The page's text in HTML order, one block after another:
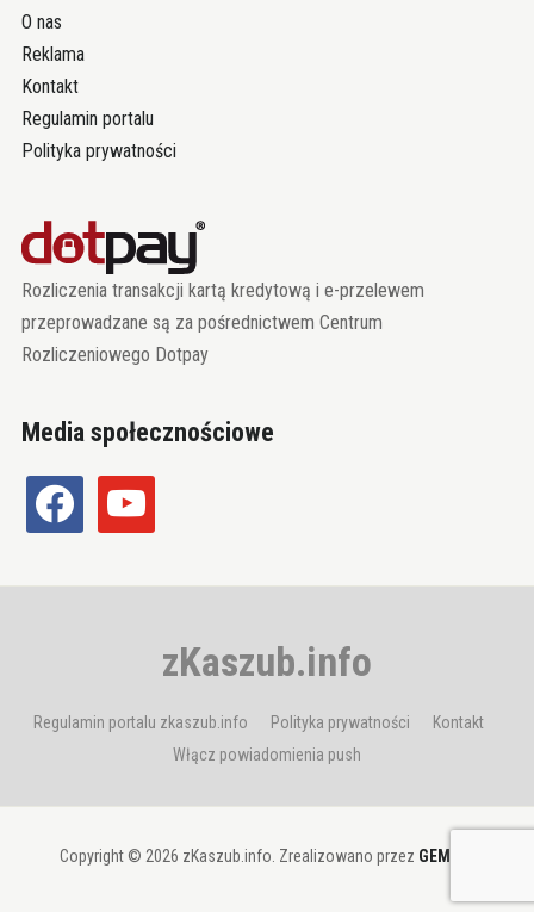
O nas
Reklama
Kontakt
Regulamin portalu
Polityka prywatności
Rozliczenia transakcji kartą kredytową i e-przelewem
przeprowadzane są za pośrednictwem Centrum
Rozliczeniowego Dotpay
Media społecznościowe
facebook youtube
zKaszub.info
Regulamin portalu zkaszub.info Polityka prywatności
Kontakt
Włącz powiadomienia push
Copyright © 2026 zKaszub.info. Zrealizowano przez GEMBIT